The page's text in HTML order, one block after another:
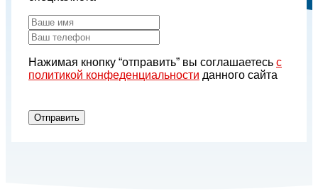
Нажимая кнопку “отправить” вы соглашаетесь с
политикой конфеденциальности данного сайта
Отправить